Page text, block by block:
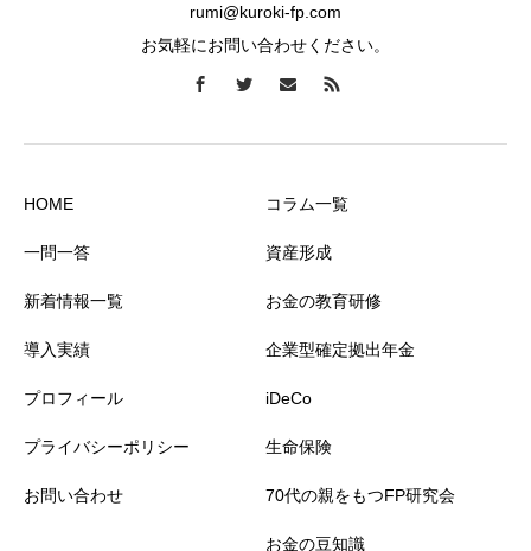
rumi@kuroki-fp.com
お気軽にお問い合わせください。
HOME
一問一答
新着情報一覧
導入実績
プロフィール
プライバシーポリシー
お問い合わせ
コラム一覧
資産形成
お金の教育研修
企業型確定拠出年金
iDeCo
生命保険
70代の親をもつFP研究会
お金の豆知識